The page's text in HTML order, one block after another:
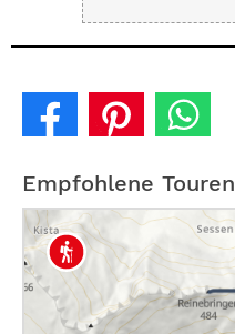
Empfohlene Touren